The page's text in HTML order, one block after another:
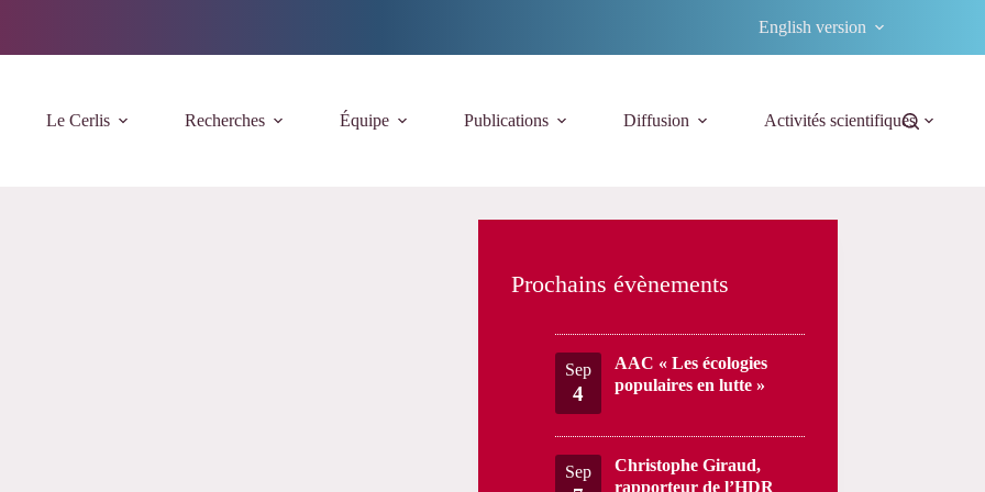
English version
Le Cerlis Recherches Équipe Publications Diffusion Activités scientifiques
Prochains évènements
Sep
4
AAC « Les écologies
populaires en lutte »
Sep
Christophe Giraud,
rapporteur de l’HDR